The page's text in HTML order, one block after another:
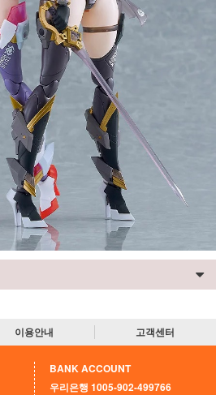
이용안내 고객센터
BANK ACCOUNT
우리은행 1005-902-499766